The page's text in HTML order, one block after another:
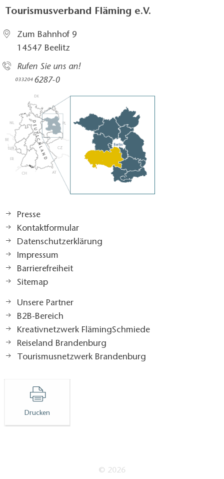
Tourismusverband Fläming e.V.
Zum Bahnhof 9
14547 Beelitz
Rufen Sie uns an!
033204 6287-0
Presse
Kontaktformular
Datenschutzerklärung
Impressum
Barrierefreiheit
Sitemap
Unsere Partner
B2B-Bereich
Kreativnetzwerk FlämingSchmiede
Reiseland Brandenburg
Tourismusnetzwerk Brandenburg
Drucken
© 2026